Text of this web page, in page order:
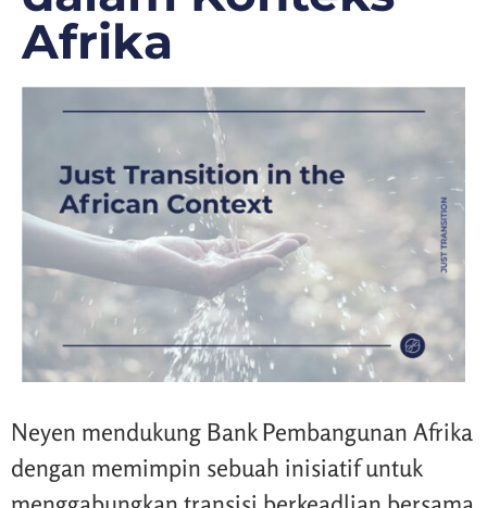
Afrika
Neyen mendukung Bank Pembangunan Afrika
dengan memimpin sebuah inisiatif untuk